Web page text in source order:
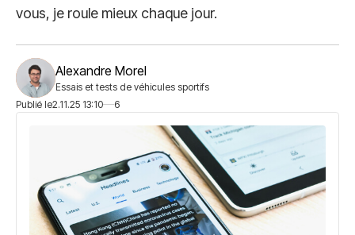
vous, je roule mieux chaque jour.
Alexandre Morel
Essais et tests de véhicules sportifs
Publié le2.11.25 13:10 6